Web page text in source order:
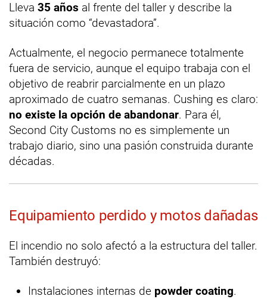
Lleva 35 años al frente del taller y describe la
situación como “devastadora”.
Actualmente, el negocio permanece totalmente
fuera de servicio, aunque el equipo trabaja con el
objetivo de reabrir parcialmente en un plazo
aproximado de cuatro semanas. Cushing es claro:
no existe la opción de abandonar. Para él,
Second City Customs no es simplemente un
trabajo diario, sino una pasión construida durante
décadas.
Equipamiento perdido y motos dañadas
El incendio no solo afectó a la estructura del taller.
También destruyó:
Instalaciones internas de powder coating.